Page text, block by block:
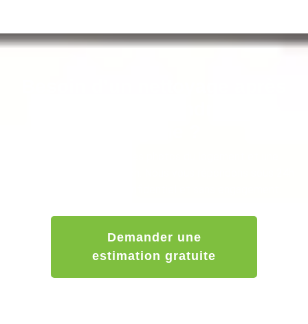
Demander une
estimation gratuite